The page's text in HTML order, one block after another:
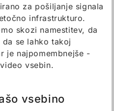
za pošiljanje signala
infrastrukturo.
skozi namestitev, da
se lahko takoj
je najpomembnejše -
vsebin.
vsebino